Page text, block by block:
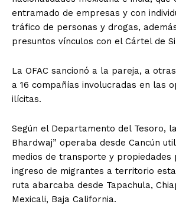
entramado de empresas y con
tráfico de personas y drogas,
presuntos vínculos con el Cártel de
La OFAC sancionó a la pareja, a
a 16 compañías involucradas en las
ilícitas.
Según el Departamento del Tesoro,
Bhardwaj” operaba desde Cancún
medios de transporte y
ingreso de migrantes a territorio
ruta abarcaba desde Tapachula,
Mexicali, Baja California.